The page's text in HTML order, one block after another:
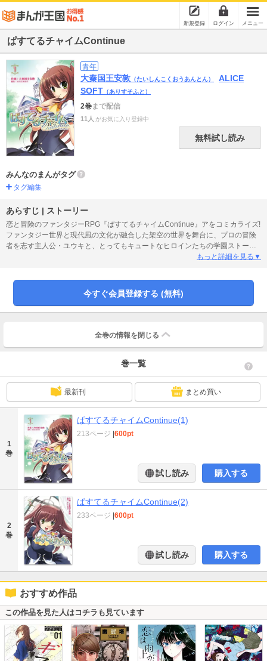
新規登録 ログイン メニュー
ぱすてるチャイムContinue
青年
大秦国王安敦 （たいしんこくおうあんとん）
ALICE
SOFT （ありすそふと）
2巻まで配信
11人 がお気に入り登録中
無料試し読み
みんなのまんがタグ
タグ編集
あらすじ | ストーリー
恋と冒険のファンタジーRPG『ぱすてるチャイムContinue』アをコミカライズ!
ファンタジー世界と現代風の文化が融合した架空の世界を舞台に、プロの冒険
者を志す主人公・ユウキと、とってもキュートなヒロインたちの学園ストーリ
もっと詳細を見る▼
今すぐ会員登録する (無料)
全巻の情報を 閉じる
巻一覧
最新刊 まとめ買い
1
巻
ぱすてるチャイムContinue(1)
213ページ 600pt
試し読み 購入する
2
巻
ぱすてるチャイムContinue(2)
233ページ 600pt
試し読み 購入する
おすすめ作品
この作品を見た人はコチラも見ています